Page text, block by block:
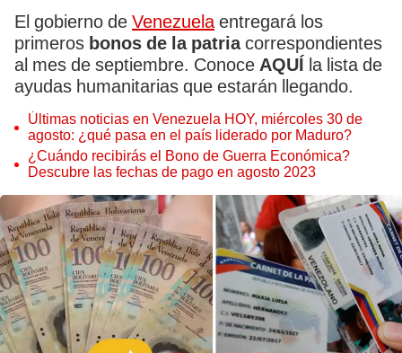
El gobierno de Venezuelaentregará los
primeros bonos de la patriacorrespondientes
al mes de septiembre. Conoce AQUÍ la lista de
ayudas humanitarias que estarán llegando.
Últimas noticias en Venezuela HOY, miércoles 30 de
agosto: ¿qué pasa en el país liderado por Maduro?
¿Cuándo recibirás el Bono de Guerra Económica?
Descubre las fechas de pago en agosto 2023